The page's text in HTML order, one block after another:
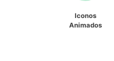
Iconos
Animados